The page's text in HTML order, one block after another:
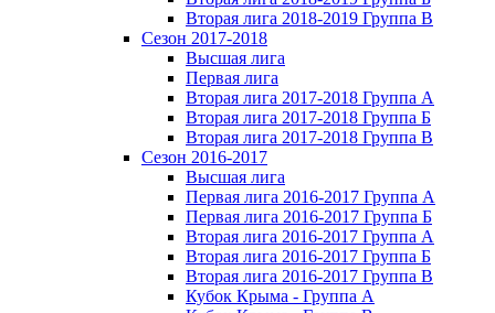
Вторая лига 2018-2019 Группа В
Сезон 2017-2018
Высшая лига
Первая лига
Вторая лига 2017-2018 Группа А
Вторая лига 2017-2018 Группа Б
Вторая лига 2017-2018 Группа В
Сезон 2016-2017
Высшая лига
Первая лига 2016-2017 Группа А
Первая лига 2016-2017 Группа Б
Вторая лига 2016-2017 Группа А
Вторая лига 2016-2017 Группа Б
Вторая лига 2016-2017 Группа В
Кубок Крыма - Группа A